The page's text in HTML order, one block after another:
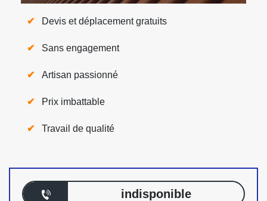
Devis et déplacement gratuits
Sans engagement
Artisan passionné
Prix imbattable
Travail de qualité
indisponible